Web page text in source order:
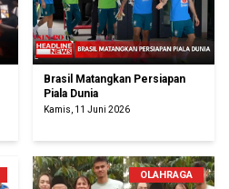
Brasil Matangkan Persiapan
Piala Dunia
Kamis, 11 Juni 2026
OLAHRAGA